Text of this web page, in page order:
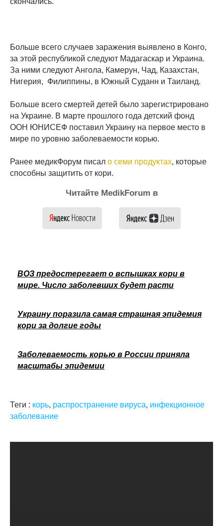
Больше всего случаев заражения выявлено в Конго,
за этой республикой следуют Мадагаскар и Украина.
За ними следуют Ангола, Камерун, Чад, Казахстан,
Нигерия, Филиппины, в Южный Суданн и Таиланд.
Больше всего смертей детей было зарегистрировано
на Украине. В марте прошлого года детский фонд
ООН ЮНИСЕФ поставил Украину на первое место в
мире по уровню заболеваемости корью.
Ранее медикФорум писал о семи продуктах, которые
способны защитить от кори.
Читайте MedikForum в
ВОЗ предостерегает о вспышках кори в
мире. Число заболевших будет расти
Украину поразила самая страшная эпидемия
кори за долгие годы
Заболеваемость корью в России приняла
масштабы эпидемии
Теги : корь, распространение вируса, инфекционное
заболевание